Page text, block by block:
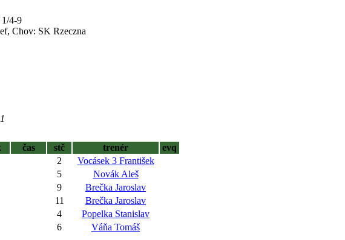
4-9
Chov: SK Rzeczna
čas stč trenér
evq
2
Vocásek 3 František
5
Novák Aleš
9
Brečka Jaroslav
11
Brečka Jaroslav
4
Popelka Stanislav
6
Váňa Tomáš